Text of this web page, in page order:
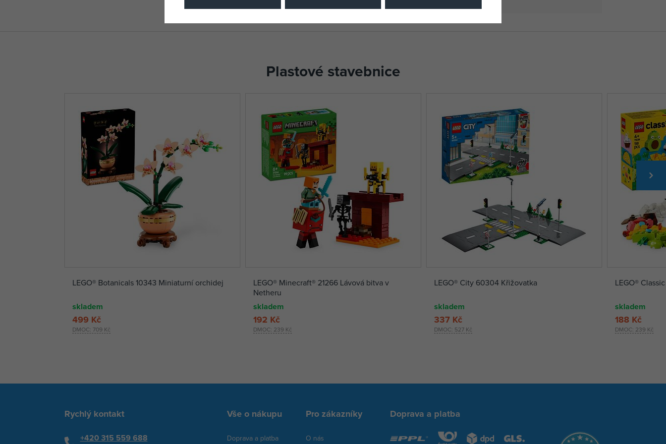
Plastové stavebnice
LEGO® Botanicals 10343 Miniaturní orchidej
skladem
DMOC: 709 Kč
499 Kč
LEGO® Minecraft® 21266 Lávová bitva v
Netheru
skladem
DMOC: 239 Kč
192 Kč
LEGO® City 60304 Křižovatka
skladem
DMOC: 527 Kč
337 Kč
LEGO®
skladem
DMOC: 239 Kč
188 Kč
Rychlý kontakt
+420 315 559 688
Vše o nákupu
Doprava a platba
Pro zákazníky
O nás
Doprava a platba